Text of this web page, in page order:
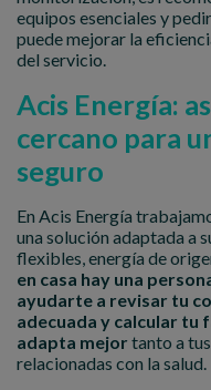
equipos esenciales y
puede mejorar la
del servicio.
Acis Energía:
cercano para
seguro
En Acis Energía
una solución adaptada a
flexibles, energía de
en casa hay una
ayudarte a revisar tu
adecuada y calcular tu
adapta mejor tanto a
relacionadas con la salud.